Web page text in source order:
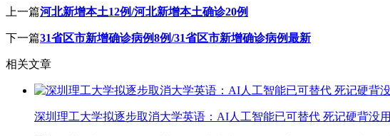
上一篇河北新增本土12例/河北新增本土确诊20例
下一篇31省区市新增确诊病例8例/31省区市新增确诊病例最新
相关文章
深圳理工大学拟逐步取消大学英语：AI人工智能已可替代 死记硬背没用